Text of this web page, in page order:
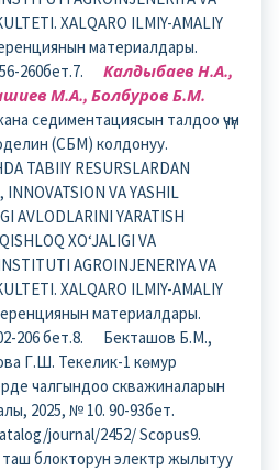
XALQARO ILMIY-AMALIY
материалдары.
260бет.7. Калдыбаев Н.А.,
М.А., Болбуров Б.М.
седиментациясын талдоо үчүн
(СБМ) колдонуу.
TABIIY RESURSLARDAN
VA YASHIL
AVLODLARINI YARATISH
XO‘JALIGI VA
AGROINJENERIYA VA
XALQARO ILMIY-AMALIY
материалдары.
206 бет.8. Бекташов Б.М.,
Г.Ш. Текелик-1 көмур
чалгындоо скважиналарын
2025, № 10. 90-93бет.
journal/2452/ Scopus9.
блокторун электр жылытуу